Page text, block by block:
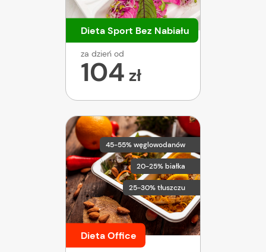
Dieta Sport Bez Nabiału
za dzień od
104 zł
45-55% węglowodanów
20-25% białka
25-30% tłuszczu
Dieta Office